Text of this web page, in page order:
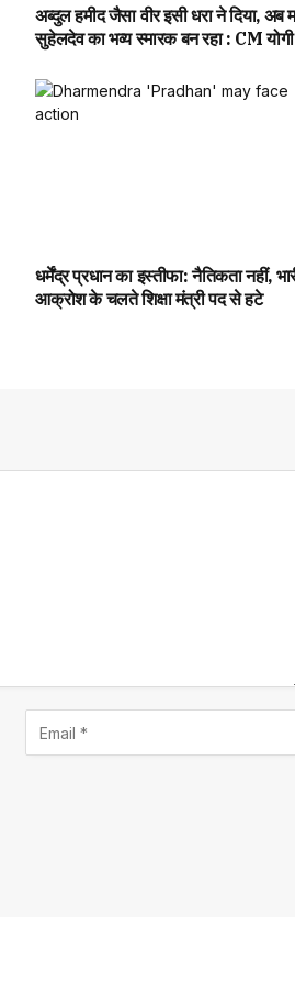
अब्दुल हमीद जैसा वीर इसी धरा ने दिया, अब
सुहेलदेव का भव्य स्मारक बन रहा : CM योगी
धर्मेंद्र प्रधान का इस्तीफा: नैतिकता नहीं,
आक्रोश के चलते शिक्षा मंत्री पद से हटे